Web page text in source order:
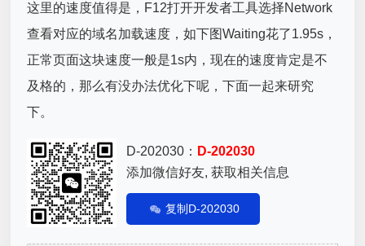
这里的速度值得是，F12打开开发者工具选择Network
查看对应的域名加载速度，如下图Waiting花了1.95s，
正常页面这块速度一般是1s内，现在的速度肯定是不
及格的，那么有没办法优化下呢，下面一起来研究
下。
D-202030： D-202030
添加微信好友, 获取相关信息
复制D-202030